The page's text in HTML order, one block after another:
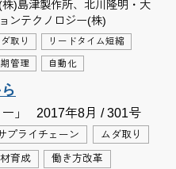
)島津製作所、北川隆明・大
ンテクノロジー(株)
取り リードタイム短縮
管理 自動化
」 2017年8月 / 301号
プライチェーン ムダ取り
育成 働き方改革